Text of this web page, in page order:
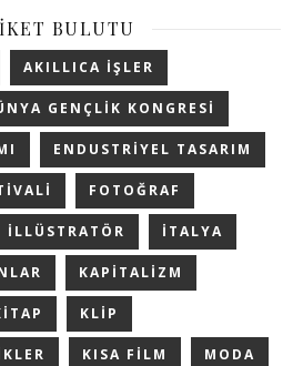
BULUTU
AKILLICA IŞLER
GENÇLIK KONGRESI
ENDUSTRIYEL TASARIM
FOTOĞRAF
ILLÜSTRATÖR ITALYA
KAPITALIZM
KLIP
KISA FILM MODA